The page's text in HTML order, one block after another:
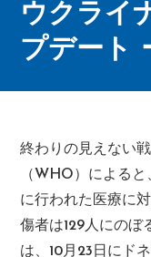
ウクライ
プデート
終わりの見えない
（WHO）による
に行われた医療に
傷者は129人にの
は、10月23日にド